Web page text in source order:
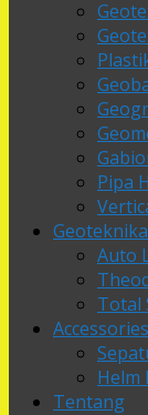
Pipa
Auto
Total
Accessories
Helm
Tentang